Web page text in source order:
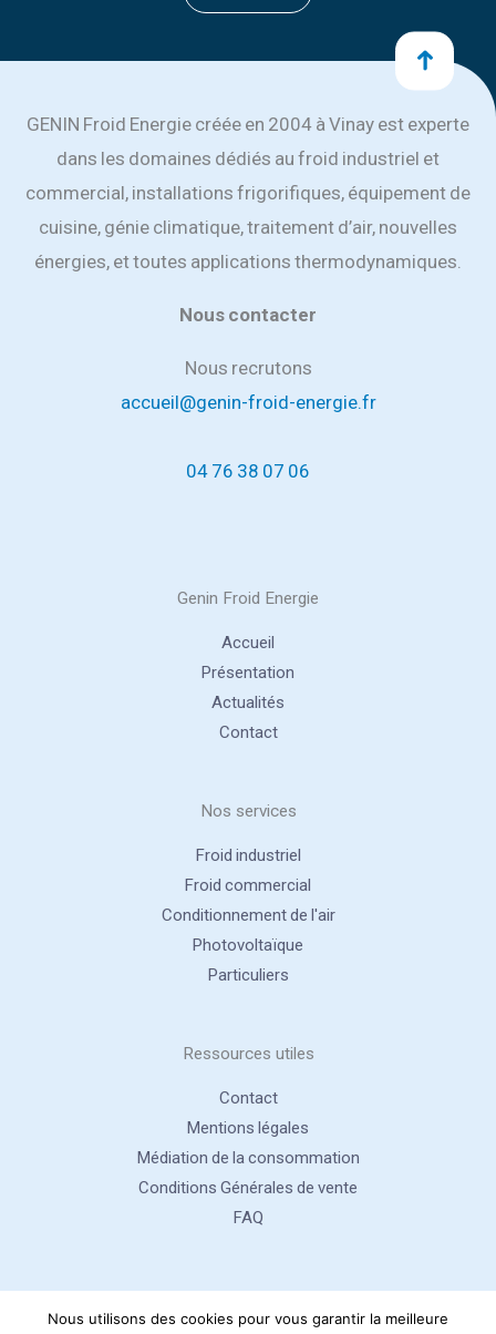
GENIN Froid Energie créée en 2004 à Vinay est experte
dans les domaines dédiés au froid industriel et
commercial, installations frigorifiques, équipement de
cuisine, génie climatique, traitement d’air, nouvelles
énergies, et toutes applications thermodynamiques.
Nous contacter
Nous recrutons
accueil@genin-froid-energie.fr
04 76 38 07 06
Genin Froid Energie
Accueil
Présentation
Actualités
Contact
Nos services
Froid industriel
Froid commercial
Conditionnement de l'air
Photovoltaïque
Particuliers
Ressources utiles
Contact
Mentions légales
Médiation de la consommation
Conditions Générales de vente
FAQ
Nous utilisons des cookies pour vous garantir la meilleure